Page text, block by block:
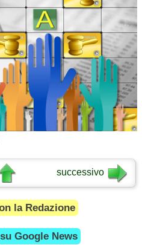
successivo
la Redazione
Google News